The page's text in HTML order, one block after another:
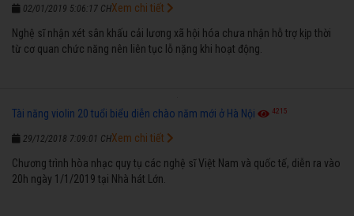
02/01/2019 5:06:17 CH
Nghệ sĩ nhận xét sân khấu cải lương xã hội hóa chưa nhận hỗ trợ kịp thời
từ cơ quan chức năng nên liên tục lỗ nặng khi hoạt động.
Xem chi tiết
Tài năng violin 20 tuổi biểu diễn chào năm mới ở Hà Nội 4215
29/12/2018 7:09:01 CH
Chương trình hòa nhạc quy tụ các nghệ sĩ Việt Nam và quốc tế, diễn ra vào
20h ngày 1/1/2019 tại Nhà hát Lớn.
Xem chi tiết